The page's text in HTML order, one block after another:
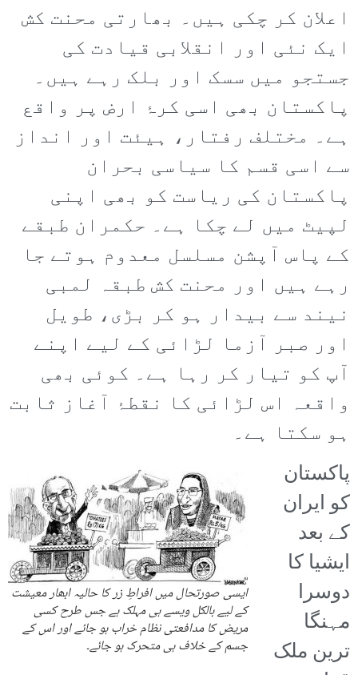
اعلان کر چکی ہیں۔ بھارتی محنت کش
ایک نئی اور انقلابی قیادت کی
جستجو میں سسک اور بلک رہے ہیں۔
پاکستان بھی اسی کرۂ ارض پر واقع
ہے۔ مختلف رفتار، ہیئت اور انداز
سے اسی قسم کا سیاسی بحران
پاکستان کی ریاست کو بھی اپنی
لپیٹ میں لے چکا ہے۔ حکمران طبقے
کے پاس آپشن مسلسل معدوم ہوتے جا
رہے ہیں اور محنت کش طبقہ لمبی
نیند سے بیدار ہو کر بڑی، طویل
اور صبر آزما لڑائی کے لیے اپنے
آپ کو تیار کر رہا ہے۔ کوئی بھی
واقعہ اس لڑائی کا نقطۂ آغاز ثابت
ہو سکتا ہے۔
ایسی صورتحال میں افراطِ زر کا حالیہ ابھار معیشت
کے لیے بالکل ویسے ہی مہلک ہے جس طرح کسی
مریض کا مدافعتی نظام خراب ہو جائے اور اس کے
جسم کے خلاف ہی متحرک ہو جائے۔
پاکستان
کو ایران
کے بعد
ایشیا کا
دوسرا
مہنگا
ترین ملک